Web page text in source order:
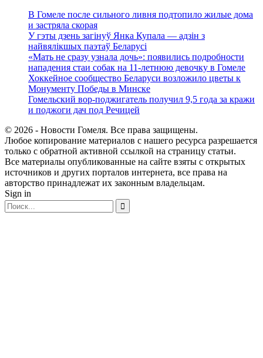
В Гомеле после сильного ливня подтопило жилые дома
и застряла скорая
У гэты дзень загінуў Янка Купала — адзін з
найвялікшых паэтаў Беларусі
«Мать не сразу узнала дочь»: появились подробности
нападения стаи собак на 11-летнюю девочку в Гомеле
Хоккейное сообщество Беларуси возложило цветы к
Монументу Победы в Минске
Гомельский вор-поджигатель получил 9,5 года за кражи
и поджоги дач под Речицей
© 2026 - Новости Гомеля. Все права защищены.
Любое копирование материалов с нашего ресурса разрешается
только с обратной активной ссылкой на страницу статьи.
Все материалы опубликованные на сайте взяты с открытых
источников и других порталов интернета, все права на
авторство принадлежат их законным владельцам.
Sign in